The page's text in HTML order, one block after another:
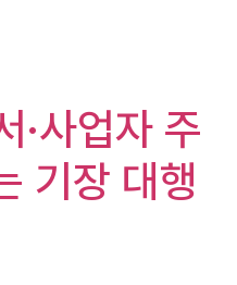
·사업자 주
기장 대행